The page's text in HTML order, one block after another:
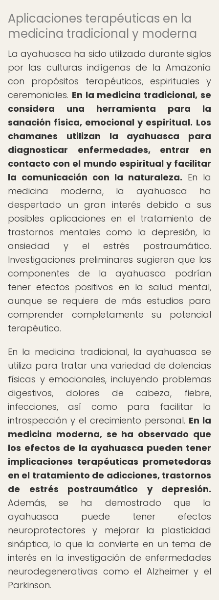
Aplicaciones terapéuticas en la
medicina tradicional y moderna
La ayahuasca ha sido utilizada durante siglos
por las culturas indígenas de la Amazonía
con propósitos terapéuticos, espirituales y
ceremoniales. En la medicina tradicional, se
considera una herramienta para la
sanación física, emocional y espiritual. Los
chamanes utilizan la ayahuasca para
diagnosticar enfermedades, entrar en
contacto con el mundo espiritual y facilitar
la comunicación con la naturaleza. En la
medicina moderna, la ayahuasca ha
despertado un gran interés debido a sus
posibles aplicaciones en el tratamiento de
trastornos mentales como la depresión, la
ansiedad y el estrés postraumático.
Investigaciones preliminares sugieren que los
componentes de la ayahuasca podrían
tener efectos positivos en la salud mental,
aunque se requiere de más estudios para
comprender completamente su potencial
terapéutico.
En la medicina tradicional, la ayahuasca se
utiliza para tratar una variedad de dolencias
físicas y emocionales, incluyendo problemas
digestivos, dolores de cabeza, fiebre,
infecciones, así como para facilitar la
introspección y el crecimiento personal. En la
medicina moderna, se ha observado que
los efectos de la ayahuasca pueden tener
implicaciones terapéuticas prometedoras
en el tratamiento de adicciones, trastornos
de estrés postraumático y depresión.
Además, se ha demostrado que la
ayahuasca puede tener efectos
neuroprotectores y mejorar la plasticidad
sináptica, lo que la convierte en un tema de
interés en la investigación de enfermedades
neurodegenerativas como el Alzheimer y el
Parkinson.